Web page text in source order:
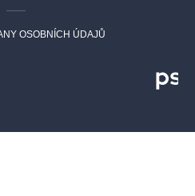
OSOBNÍCH ÚDAJŮ